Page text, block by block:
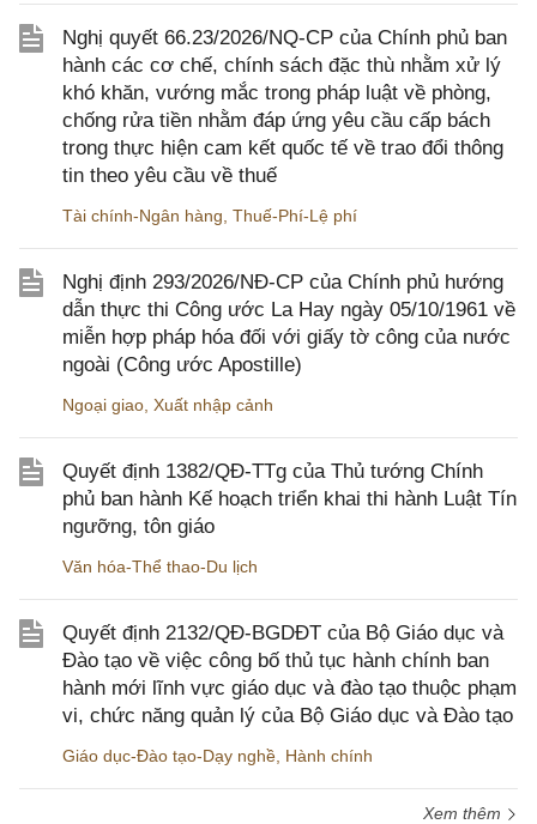
Nghị quyết 66.23/2026/NQ-CP của Chính phủ ban
hành các cơ chế, chính sách đặc thù nhằm xử lý
khó khăn, vướng mắc trong pháp luật về phòng,
chống rửa tiền nhằm đáp ứng yêu cầu cấp bách
trong thực hiện cam kết quốc tế về trao đổi thông
tin theo yêu cầu về thuế
Tài chính-Ngân hàng Thuế-Phí-Lệ phí
Nghị định 293/2026/NĐ-CP của Chính phủ hướng
dẫn thực thi Công ước La Hay ngày 05/10/1961 về
miễn hợp pháp hóa đối với giấy tờ công của nước
ngoài (Công ước Apostille)
Ngoại giao Xuất nhập cảnh
Quyết định 1382/QĐ-TTg của Thủ tướng Chính
phủ ban hành Kế hoạch triển khai thi hành Luật Tín
ngưỡng, tôn giáo
Văn hóa-Thể thao-Du lịch
Quyết định 2132/QĐ-BGDĐT của Bộ Giáo dục và
Đào tạo về việc công bố thủ tục hành chính ban
hành mới lĩnh vực giáo dục và đào tạo thuộc phạm
vi, chức năng quản lý của Bộ Giáo dục và Đào tạo
Giáo dục-Đào tạo-Dạy nghề Hành chính
Xem thêm